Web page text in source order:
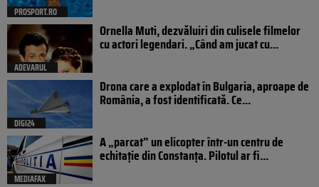
PROSPORT.RO
ADEVARUL
Ornella Muti, dezvăluiri din culisele filmelor
cu actori legendari. „Când am jucat cu...
DIGI24
Drona care a explodat în Bulgaria, aproape de
România, a fost identificată. Ce...
MEDIAFAX
A „parcat” un elicopter într-un centru de
echitație din Constanța. Pilotul ar fi...